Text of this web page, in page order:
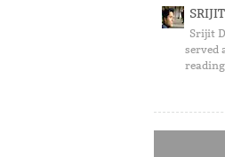
SRIJIT
Srijit
served